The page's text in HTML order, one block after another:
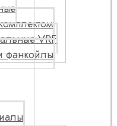
VRF
фанкойлы